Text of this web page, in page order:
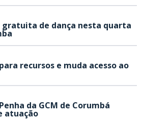
gratuita de dança nesta quarta
recursos e muda acesso ao
da GCM de Corumbá
atuação